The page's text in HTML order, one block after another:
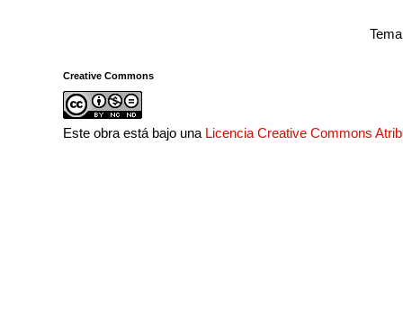
Creative Commons
Este obra está bajo una Licencia Creative Commons